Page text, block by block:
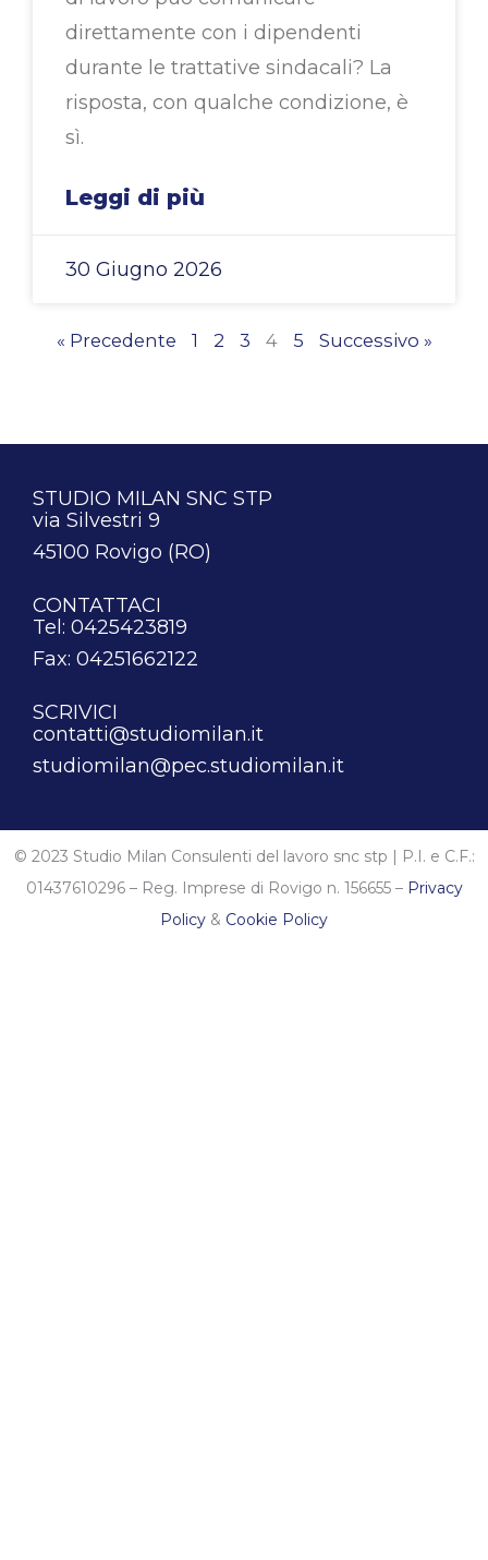
direttamente con i dipendenti
durante le trattative sindacali? La
risposta, con qualche condizione, è
sì.
Leggi di più
30 Giugno 2026
« Precedente 1 2 3 4 5 Successivo »
STUDIO MILAN SNC STP
via Silvestri 9
45100 Rovigo (RO)
CONTATTACI
Tel: 0425423819
Fax: 04251662122
SCRIVICI
contatti@studiomilan.it
studiomilan@pec.studiomilan.it
© 2023 Studio Milan Consulenti del lavoro snc stp | P.I. e C.F.:
01437610296 – Reg. Imprese di Rovigo n. 156655 – Privacy
Policy & Cookie Policy